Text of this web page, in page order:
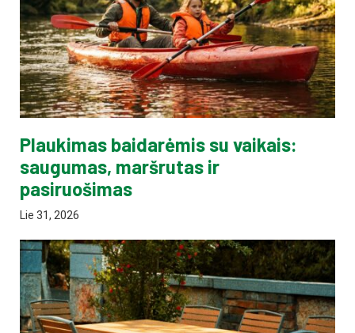
Plaukimas baidarėmis su vaikais:
saugumas, maršrutas ir
pasiruošimas
Lie 31, 2026